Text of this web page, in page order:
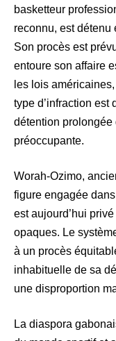
basketteur
reconnu, est détenu
Son procès est
entoure son affaire
les lois
type d’infraction est
détention prolongée
préoccupante.
Worah-Ozimo,
figure engagée
est aujourd’hui
opaques. Le
à un procès
inhabituelle de sa
une disproportion
La diaspora